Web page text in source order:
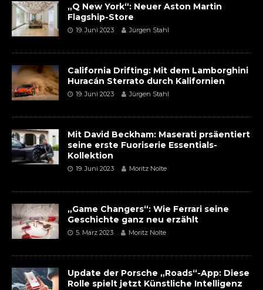
„Q New York“: Neuer Aston Martin
Flagship-Store
19. Juni 2023 Jürgen Stahl
California Drifting: Mit dem Lamborghini
Huracán Sterrato durch Kalifornien
19. Juni 2023 Jürgen Stahl
Mit David Beckham: Maserati prsäentiert
seine erste Fuoriserie Essentials-
Kollektion
19. Juni 2023 Moritz Nolte
„Game Changers“: Wie Ferrari seine
Geschichte ganz neu erzählt
5. März 2023 Moritz Nolte
Update der Porsche „Roads“-App: Diese
Rolle spielt jetzt Künstliche Intelligenz